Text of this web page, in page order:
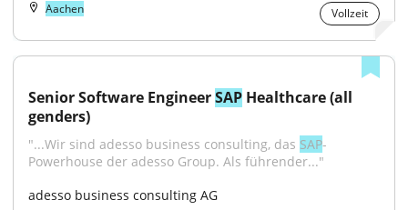
Aachen Vollzeit
Senior Software Engineer SAP Healthcare (all
genders)
"...Wir sind adesso business consulting, das SAP-
Powerhouse der adesso Group. Als führender..."
adesso business consulting AG